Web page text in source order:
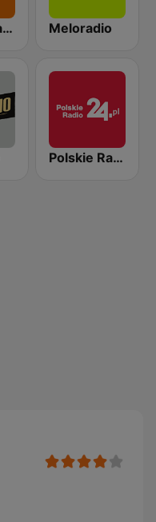
Polskie Radio Program I (PR1) Jedynka Meloradio
Polskie Radio 24